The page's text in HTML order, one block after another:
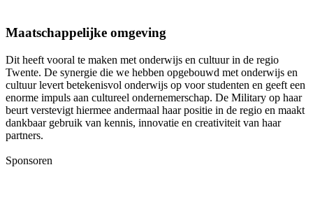
Maatschappelijke omgeving
Dit heeft vooral te maken met onderwijs en cultuur in de regio
Twente. De synergie die we hebben opgebouwd met onderwijs en
cultuur levert betekenisvol onderwijs op voor studenten en geeft een
enorme impuls aan cultureel ondernemerschap. De Military op haar
beurt verstevigt hiermee andermaal haar positie in de regio en maakt
dankbaar gebruik van kennis, innovatie en creativiteit van haar
partners.
Sponsoren